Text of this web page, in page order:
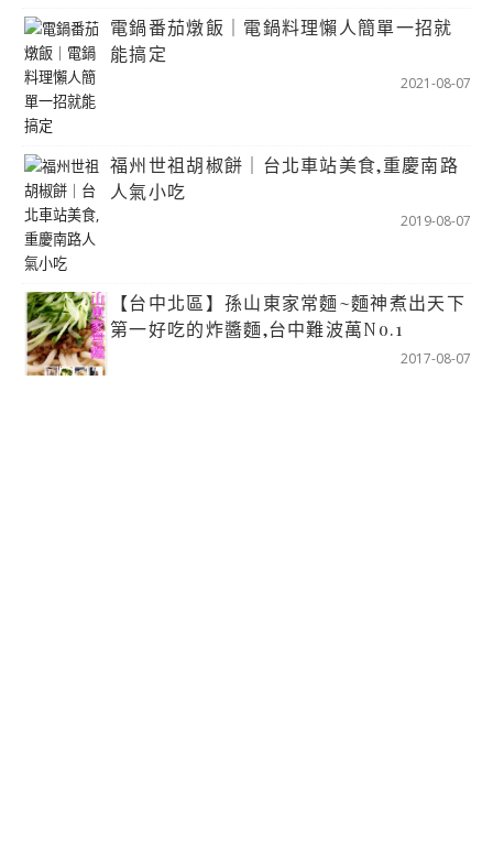
電鍋番茄燉飯｜電鍋料理懶人簡單一招就
能搞定
2021-08-07
福州世祖胡椒餅｜台北車站美食,重慶南路
人氣小吃
2019-08-07
【台中北區】孫山東家常麵~麵神煮出天下
第一好吃的炸醬麵,台中難波萬No.1
2017-08-07